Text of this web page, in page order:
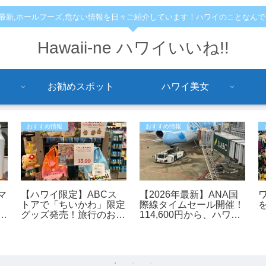
新,ホールフーズ,危ない情報を日々ご紹介しています！ハワイのことなん
Hawaii-ne ハワイいいね!!
お勧めスポット ハワイ美女
おすすめ情報
【ハワイ限定】ABCス
トアで「ちいかわ」限定
グッズ発売！旅行のお土
おすすめ情報
【2026年最新】ANA国
際線タイムセール開催！
114,600円から、ハワイ